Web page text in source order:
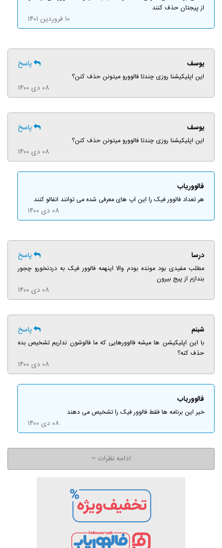
از پیجتان حذف کنند
۱۰ فروردین ۱۴۰۱
یوسف پاسخ
این اپلیکیشنا روزی چندتا فالوورو میتونن حذف کنن؟
۰۸ دی ۱۴۰۰
یوسف پاسخ
این اپلیکیشنا روزی چندتا فالوورو میتونن حذف کنن؟
۰۸ دی ۱۴۰۰
فالووریاب
هر تعداد فالوور فیک را این اپ های معرفی شده می توانند انفالو کنند
۰۸ دی ۱۴۰۰
درسا پاسخ
مطلب مفیدی بود مونده بودم والا اینهمه فالوور فیک به دردنخورو چجور
بندازم از پیج بیرون
۰۸ دی ۱۴۰۰
شبنم پاسخ
با این اپلیکیشن ها میشه فالوورهایی که ما فالوشون نداریم تشخیص بده
حذف کنه؟
۰۸ دی ۱۴۰۰
فالووریاب
خیر این برنامه ها فقط فالوور فیک را تشخیص می دهند
۰۸ دی ۱۴۰۰
ادامه نظرات